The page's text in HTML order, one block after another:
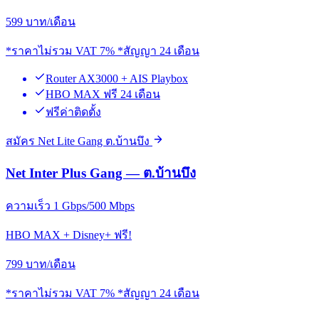
599 บาท/เดือน
*ราคาไม่รวม VAT 7% *สัญญา 24 เดือน
Router AX3000 + AIS Playbox
HBO MAX ฟรี 24 เดือน
ฟรีค่าติดตั้ง
สมัคร Net Lite Gang ต.บ้านบึง
Net Inter Plus Gang — ต.บ้านบึง
ความเร็ว 1 Gbps/500 Mbps
HBO MAX + Disney+ ฟรี!
799 บาท/เดือน
*ราคาไม่รวม VAT 7% *สัญญา 24 เดือน